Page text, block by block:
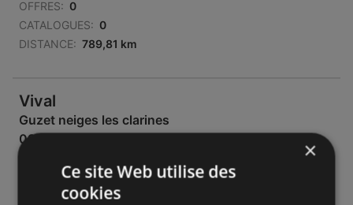
OFFRES: 0
CATALOGUES: 0
DISTANCE: 789,81 km
Vival
Guzet neiges les clarines
09140 Seix
OFFRES: 0
CATALOGUES: 0
×
Ce site Web utilise des
cookies